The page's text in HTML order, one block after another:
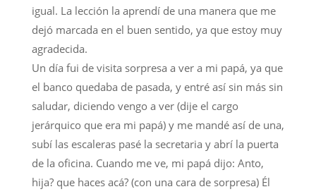
igual. La lección la aprendí de una manera que me
dejó marcada en el buen sentido, ya que estoy muy
agradecida.
Un día fui de visita sorpresa a ver a mi papá, ya que
el banco quedaba de pasada, y entré así sin más sin
saludar, diciendo vengo a ver (dije el cargo
jerárquico que era mi papá) y me mandé así de una,
subí las escaleras pasé la secretaria y abrí la puerta
de la oficina. Cuando me ve, mi papá dijo: Anto,
hija? que haces acá? (con una cara de sorpresa) Él